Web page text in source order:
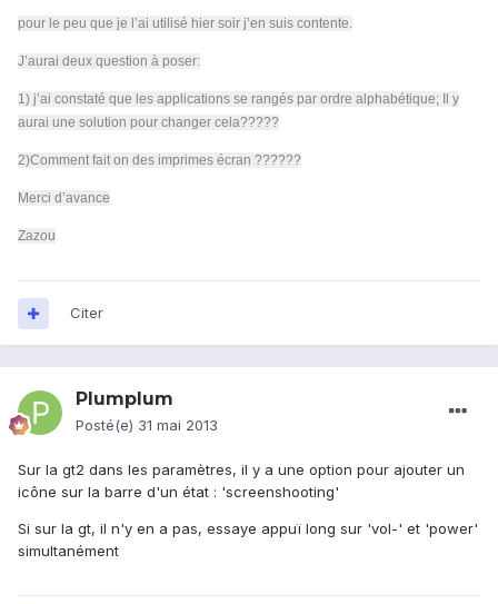
pour le peu que je l’ai utilisé hier soir j’en suis contente.
J’aurai deux question à poser:
1) j’ai constaté que les applications se rangés par ordre alphabétique; Il y
aurai une solution pour changer cela?????
2)Comment fait on des imprimes écran ??????
Merci d’avance
Zazou
Citer
Plumplum
Posté(e) 31 mai 2013
Sur la gt2 dans les paramètres, il y a une option pour ajouter un
icône sur la barre d'un état : 'screenshooting'
Si sur la gt, il n'y en a pas, essaye appuï long sur 'vol-' et 'power'
simultanément